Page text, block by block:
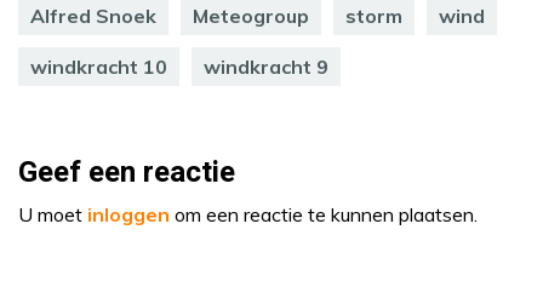
Alfred Snoek Meteogroup storm wind
windkracht 10 windkracht 9
Geef een reactie
U moet inloggen om een reactie te kunnen plaatsen.